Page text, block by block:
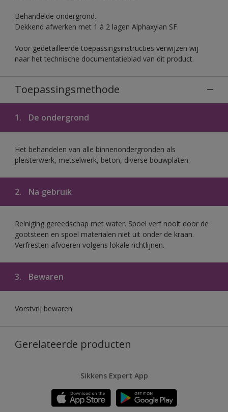
Behandelde ondergrond.
Dekkend afwerken met 1 à 2 lagen Alphaxylan SF.
Voor gedetailleerde toepassingsinstructies verwijzen wij
naar het technische documentatieblad van dit product.
Toepassingsmethode
1. De ondergrond
Het behandelen van alle binnenondergronden als
pleisterwerk, metselwerk, beton, diverse bouwplaten.
2. Na gebruik
Reiniging gereedschap met water. Spoel verf nooit door de
gootsteen en spoel materialen niet uit onder de kraan.
Verfresten afvoeren volgens lokale richtlijnen.
3. Bewaren
Vorstvrij bewaren
Gerelateerde producten
Sikkens Expert App